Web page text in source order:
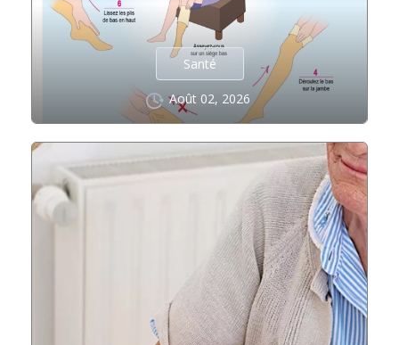
Santé
Août 02, 2026